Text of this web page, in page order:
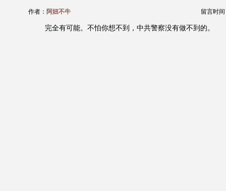
作者： 阿妞不牛 留言时间
完全有可能。不怕你想不到，中共警察没有做不到的。